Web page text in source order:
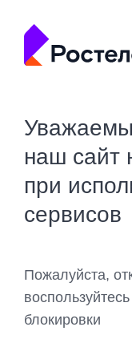
наш сайт
при
сервисов
Пожалуйста,
блокировки